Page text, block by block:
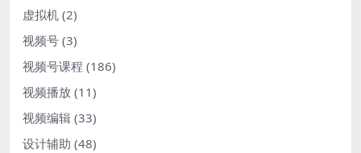
虚拟机 (2)
视频号 (3)
视频号课程 (186)
视频播放 (11)
视频编辑 (33)
设计辅助 (48)